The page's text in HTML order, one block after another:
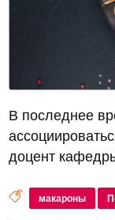
В последнее
доцент
верномакароны